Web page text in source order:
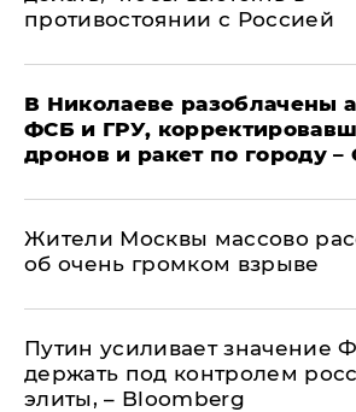
противостоянии с Россией
В Николаеве разоблачены
ФСБ и ГРУ,
дронов и ракет по городу –
Жители Москвы массово
об очень громком взрыве
Путин усиливает значение
держать под контролем
элиты, – Bloomberg